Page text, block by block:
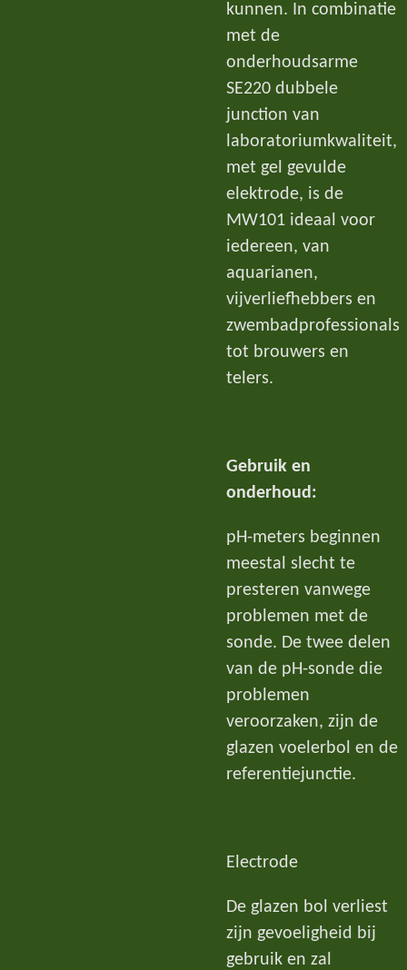
kunnen. In combinatie
met de
onderhoudsarme
SE220 dubbele
junction van
laboratoriumkwaliteit,
met gel gevulde
elektrode, is de
MW101 ideaal voor
iedereen, van
aquarianen,
vijverliefhebbers en
zwembadprofessionals
tot brouwers en
telers.
Gebruik en
onderhoud:
pH-meters beginnen
meestal slecht te
presteren vanwege
problemen met de
sonde. De twee delen
van de pH-sonde die
problemen
veroorzaken, zijn de
glazen voelerbol en de
referentiejunctie.
Electrode
De glazen bol verliest
zijn gevoeligheid bij
gebruik en zal